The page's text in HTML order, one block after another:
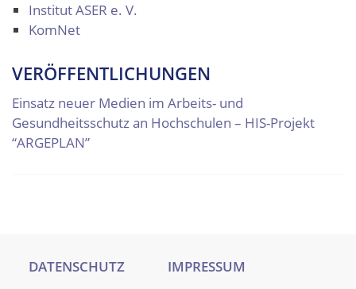
Institut ASER e. V.
KomNet
VERÖFFENTLICHUNGEN
Einsatz neuer Medien im Arbeits- und
Gesundheitsschutz an Hochschulen – HIS-Projekt
“ARGEPLAN”
DATENSCHUTZ IMPRESSUM